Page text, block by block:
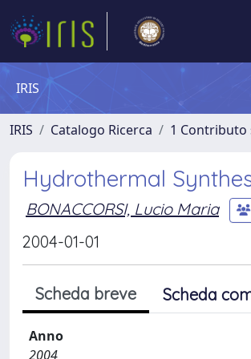
IRIS
IRIS Catalogo Ricerca 1 Contributo
Hydrothermal
BONACCORSI, Lucio Maria
2004-01-01
Scheda breve Scheda
Anno
2004